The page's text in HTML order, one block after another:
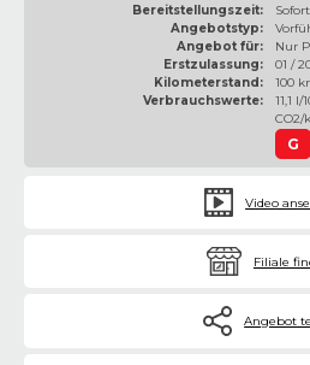
Bereitstellungszeit:
Angebotstyp:
Angebot für:
Nur
Erstzulassung:
01 /
Kilometerstand:
100
Verbrauchswerte:
11,1
CO2/
G
Video
Filiale
Angebot